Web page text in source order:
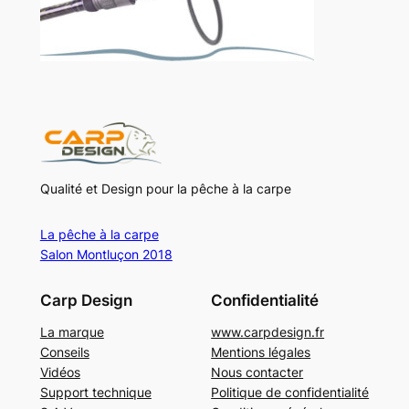
Qualité et Design pour la pêche à la carpe
La pêche à la carpe
Salon Montluçon 2018
Carp Design
La marque
Conseils
Vidéos
Support technique
Confidentialité
www.carpdesign.fr
Mentions légales
Nous contacter
Politique de confidentialité